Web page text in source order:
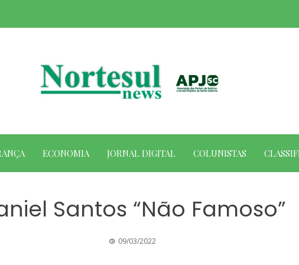
ECONOMIA JORNAL DIGITAL COLUNISTAS
Santos “Não Famoso”
09/03/2022